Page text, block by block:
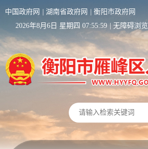
中国政府网 湖南省政府网
衡阳市政府网
2026年8月6日 星期四 07:55:59
无障碍浏览